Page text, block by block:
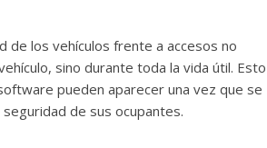
de los vehículos frente a accesos no
sino durante toda la vida útil. Esto
pueden aparecer una vez que se
de sus ocupantes.